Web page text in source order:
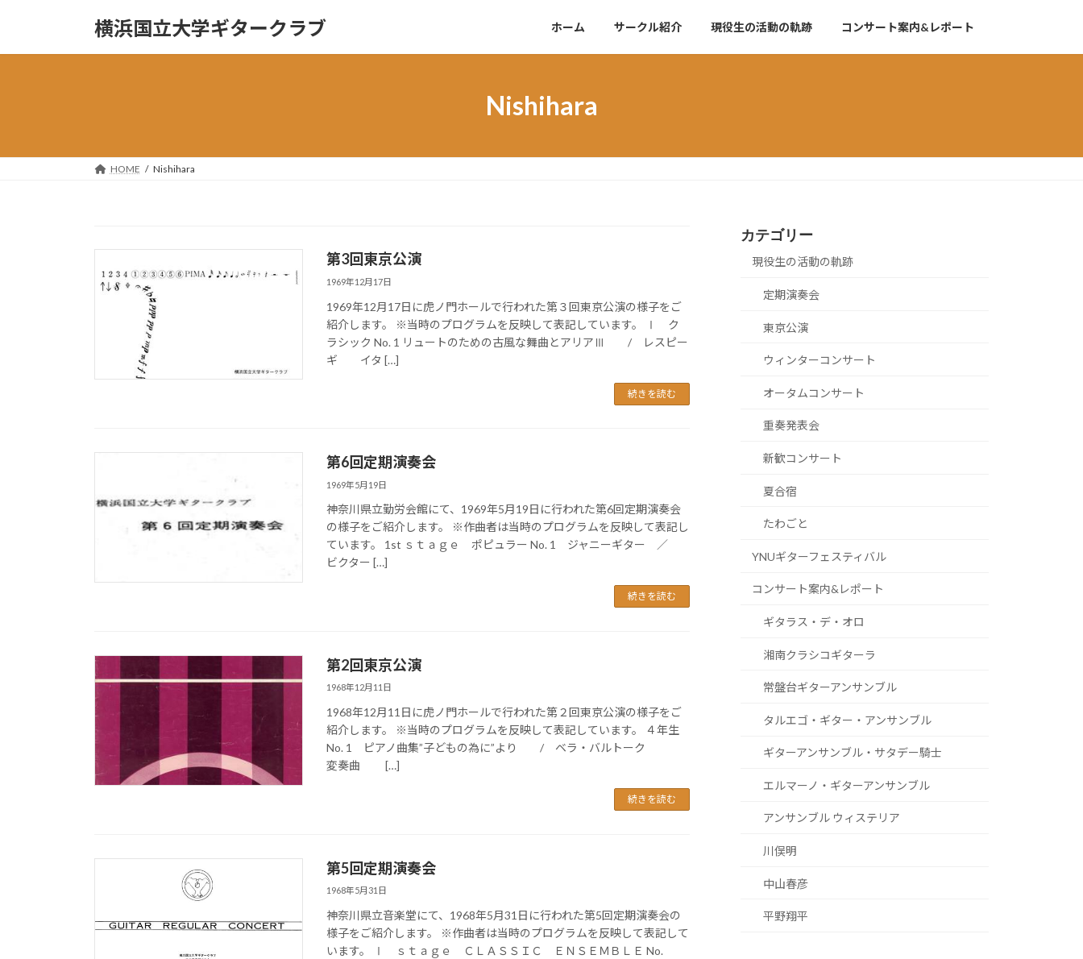
横浜国立大学ギタークラブ ホーム サークル紹介 現役生の活動の軌跡 コンサート案内&レポート
Nishihara
HOME Nishihara
第3回東京公演
1969年12月17日
1969年12月17日に虎ノ門ホールで行われた第３回東京公演の様子をご
紹介します。 ※当時のプログラムを反映して表記しています。 Ⅰ ク
ラシック No. 1 リュートのための古風な舞曲とアリアⅢ / レスピー
ギ イタ […]
続きを読む
第6回定期演奏会
1969年5月19日
神奈川県立勤労会館にて、1969年5月19日に行われた第6回定期演奏会
の様子をご紹介します。 ※作曲者は当時のプログラムを反映して表記し
ています。 1st ｓｔａｇｅ ポピュラー No. 1 ジャニーギター ／
ビクター […]
続きを読む
第2回東京公演
1968年12月11日
1968年12月11日に虎ノ門ホールで行われた第２回東京公演の様子をご
紹介します。 ※当時のプログラムを反映して表記しています。 ４年生
No. 1 ピアノ曲集”子どもの為に”より / ベラ・バルトーク
変奏曲 […]
続きを読む
第5回定期演奏会
1968年5月31日
神奈川県立音楽堂にて、1968年5月31日に行われた第5回定期演奏会の
様子をご紹介します。 ※作曲者は当時のプログラムを反映して表記して
います。 Ⅰ ｓｔａｇｅ ＣＬＡＳＳＩＣ ＥＮＳＥＭＢＬＥ No.
カテゴリー
現役生の活動の軌跡
定期演奏会
東京公演
ウィンターコンサート
オータムコンサート
重奏発表会
新歓コンサート
夏合宿
たわごと
YNUギターフェスティバル
コンサート案内&レポート
ギタラス・デ・オロ
湘南クラシコギターラ
常盤台ギターアンサンブル
タルエゴ・ギター・アンサンブル
ギターアンサンブル・サタデー騎士
エルマーノ・ギターアンサンブル
アンサンブル ウィステリア
川俣明
中山春彦
平野翔平